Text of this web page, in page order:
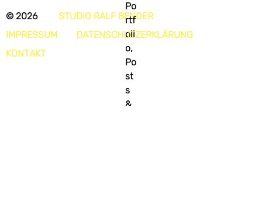
© 2026
STUDIO RALF BENDER
IMPRESSUM
DATENSCHUTZERKLÄRUNG
KONTAKT